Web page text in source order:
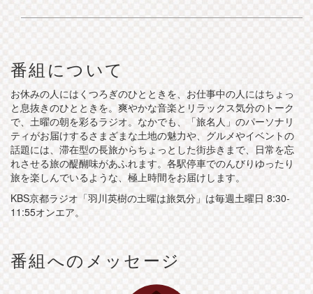
番組について
お休みの人にはくつろぎのひとときを、お仕事中の人にはちょっ
と息抜きのひとときを。爽やかな音楽とリラックス気分のトーク
で、土曜の朝を彩るラジオ。なかでも、「旅名人」のパーソナリ
ティがお届けするさまざまな土地の魅力や、グルメやイベントの
話題には、滞在型の長旅からちょっとした街歩きまで、日常を忘
れさせる旅の醍醐味があふれます。各駅停車でのんびりゆったり
旅を楽しんでいるような、極上時間をお届けします。
KBS京都ラジオ「羽川英樹の土曜は旅気分」は毎週土曜日 8:30-
11:55オンエア。
番組へのメッセージ